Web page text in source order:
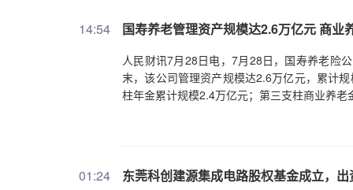
14:54 国寿养老管理资产规模达2.6万亿元 商业
人民财讯7月28日电，7月28日，国寿养老险
末，该公司管理资产规模达2.6万亿元，累计
柱年金累计规模2.4万亿元；第三支柱商业养老
01:24 东莞科创建源集成电路股权基金成立，